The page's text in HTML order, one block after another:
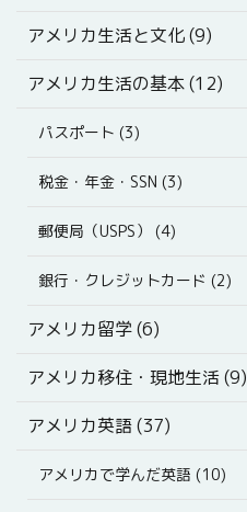
アメリカ生活と文化 (9)
アメリカ生活の基本 (12)
パスポート (3)
税金・年金・SSN (3)
郵便局（USPS） (4)
銀行・クレジットカード (2)
アメリカ留学 (6)
アメリカ移住・現地生活 (9)
アメリカ英語 (37)
アメリカで学んだ英語 (10)